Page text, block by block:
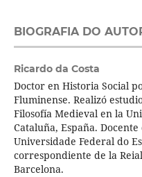
BIOGRAFIA DO
Ricardo da Costa
Doctor en Historia Social
Fluminense. Realizó
Filosofía Medieval en la
Cataluña, España.
Universidade Federal do
correspondiente de la
Barcelona.